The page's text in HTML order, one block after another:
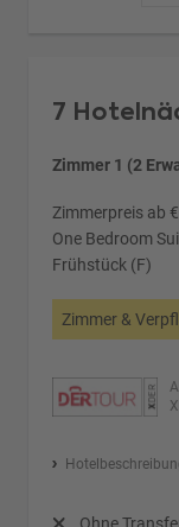
7
Zimmer 1 (2
Zimmerpreis ab
One Bedroom
Frühstück (F)
Zimmer &